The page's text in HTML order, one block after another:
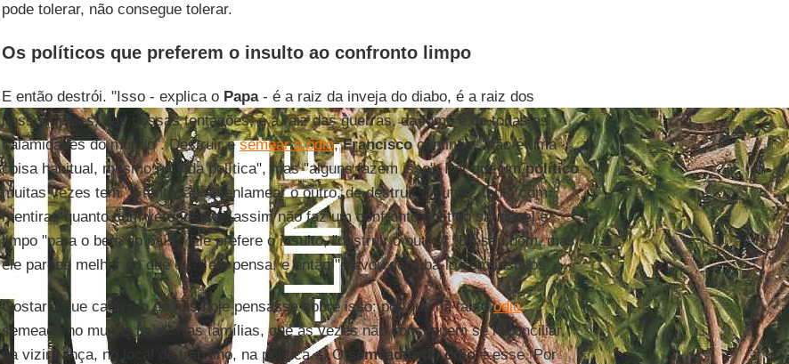
pode tolerar, não consegue tolerar.
Os políticos que preferem o insulto ao confronto limpo
E então destrói. "Isso - explica o Papa- é a raiz da inveja do diabo, é a raiz dos
nossos males, das nossas tentações, é a raiz das guerras, da fome e de todas as
calamidades do mundo". Destruir esemear o ódio,Franciscocontinua, "não é uma
coisa habitual, mesmo na vida política", mas "alguns fazem isso". Por que umpolítico
muitas vezes tem "a tentação de enlamear o outro, de destruir o outro", tanto com
mentiras quanto com verdades, e, assim não faz um confronto político saudável e
limpo "para o bem do país". Ele prefere o insulto, "destruir o outro". "Eu sou bom, mas
ele parece melhor do que eu?" ele pensa, e então "eu vou derrubá-lo com insultos".
Gostaria que cada um de nós hoje pensasse sobre isso: por que há tantoódio
semeado no mundo hoje? Nas famílias, que às vezes não conseguem se reconciliar,
na vizinhança, no local de trabalho, na política ... O semeador do ódioé esse. Por